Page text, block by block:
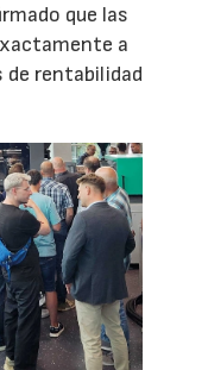
que las
a
de rentabilidad